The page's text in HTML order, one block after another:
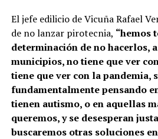
El jefe edilicio de Vicuña Rafael
de no lanzar pirotecnia, “hemos
determinación de no hacerlos,
municipios, no tiene que ver
tiene que ver con la pandemia,
fundamentalmente pensando
tienen autismo, o en aquellas
queremos, y se desesperan
buscaremos otras soluciones